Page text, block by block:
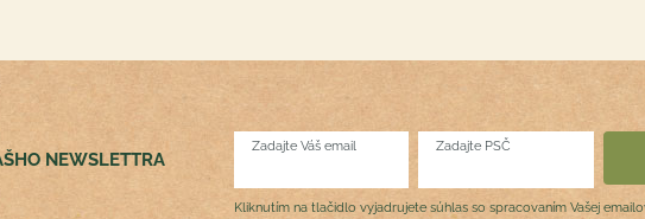
NEWSLETTRA
Zadajte Váš email Zadajte PSČ
Kliknutím na tlačidlo vyjadrujete súhlas so spracovaním Vašej